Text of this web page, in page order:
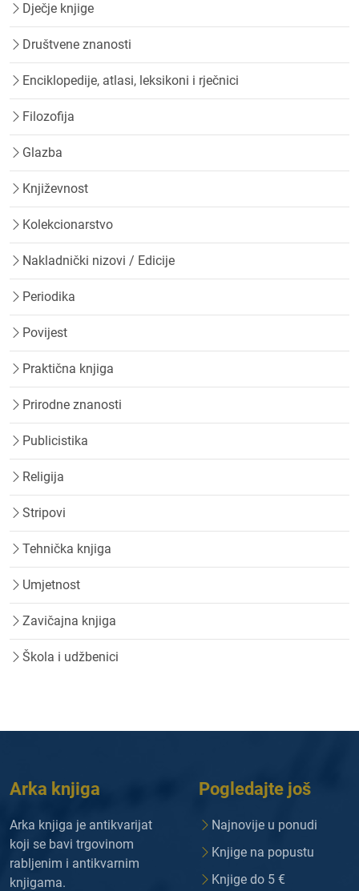
Dječje knjige
Društvene znanosti
Enciklopedije, atlasi, leksikoni i rječnici
Filozofija
Glazba
Književnost
Kolekcionarstvo
Nakladnički nizovi / Edicije
Periodika
Povijest
Praktična knjiga
Prirodne znanosti
Publicistika
Religija
Stripovi
Tehnička knjiga
Umjetnost
Zavičajna knjiga
Škola i udžbenici
Arka knjiga
Arka knjiga je antikvarijat
koji se bavi trgovinom
rabljenim i antikvarnim
knjigama.
Pogledajte još
Najnovije u ponudi
Knjige na popustu
Knjige do 5 €